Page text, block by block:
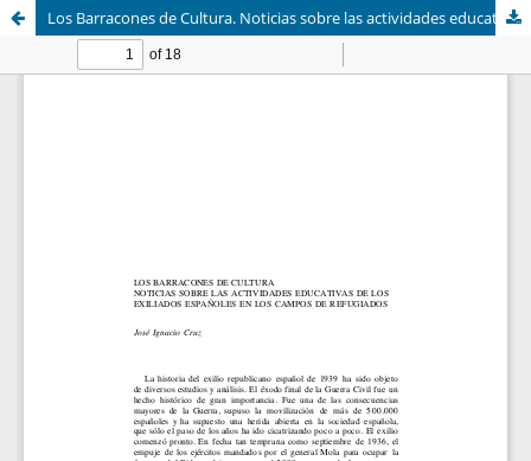
Los Barracones de Cultura. Noticias sobre las actividades educativas de los exiliados españoles en los campos de refugiados